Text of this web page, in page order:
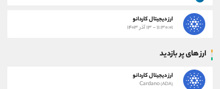
ارز دیجیتال کاردانو
۱۱:۳۰:۰۱ - ۱۳ آذر ۱۴۰۳
ارز های پر بازدید
ارز دیجیتال کاردانو
Cardano(ADA)